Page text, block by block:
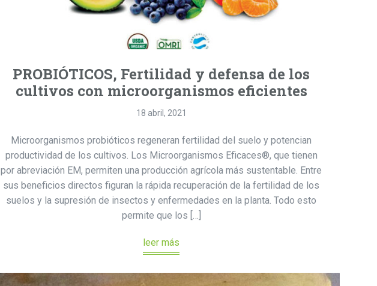
PROBIÓTICOS, Fertilidad y defensa de los
cultivos con microorganismos eficientes
18 abril, 2021
Microorganismos probióticos regeneran fertilidad del suelo y potencian
productividad de los cultivos. Los Microorganismos Eficaces®, que tienen
por abreviación EM, permiten una producción agrícola más sustentable. Entre
sus beneficios directos figuran la rápida recuperación de la fertilidad de los
suelos y la supresión de insectos y enfermedades en la planta. Todo esto
permite que los […]
leer más